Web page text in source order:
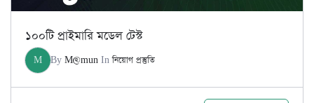
১০০টি প্রাইমারি মডেল টেস্ট
M By M@mun Inনিয়োগ প্রস্তুতি